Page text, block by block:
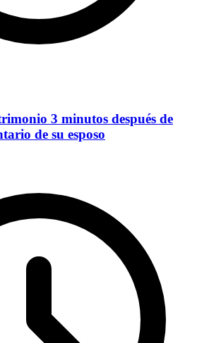
3 minutos después de
de su esposo